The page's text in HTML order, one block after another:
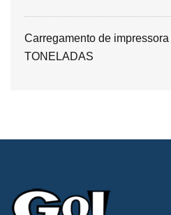
Carregamento de
TONELADAS